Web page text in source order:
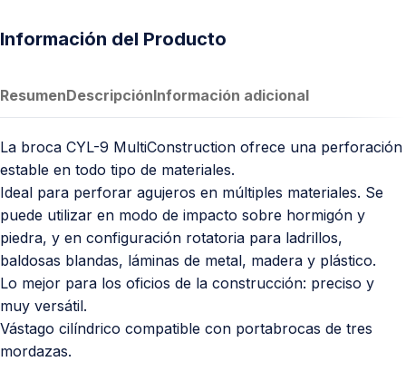
Información del Producto
ResumenDescripciónInformación adicional
La broca CYL-9 MultiConstruction ofrece una perforación
estable en todo tipo de materiales.
Ideal para perforar agujeros en múltiples materiales. Se
puede utilizar en modo de impacto sobre hormigón y
piedra, y en configuración rotatoria para ladrillos,
baldosas blandas, láminas de metal, madera y plástico.
Lo mejor para los oficios de la construcción: preciso y
muy versátil.
Vástago cilíndrico compatible con portabrocas de tres
mordazas.